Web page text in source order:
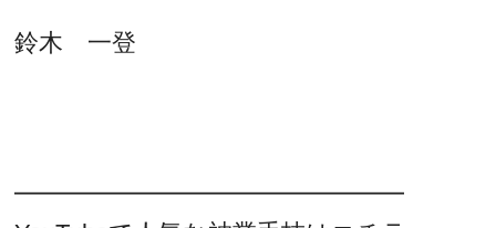
鈴木 一登
━━━━━━━━━━━━━━━━